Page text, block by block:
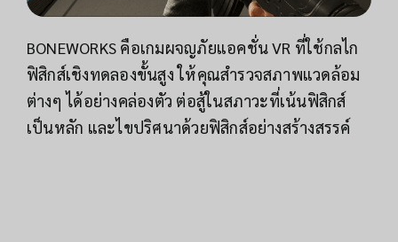
BONEWORKS คือเกมผจญภัยแอคชั่น VR ที่ใช้กลไก
ฟิสิกส์เชิงทดลองขั้นสูง ให้คุณสำรวจสภาพแวดล้อม
ต่างๆ ได้อย่างคล่องตัว ต่อสู้ในสภาวะที่เน้นฟิสิกส์
เป็นหลัก และไขปริศนาด้วยฟิสิกส์อย่างสร้างสรรค์